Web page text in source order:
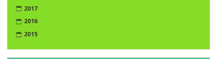
2017
2016
2015